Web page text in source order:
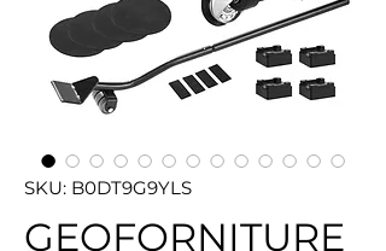
SKU: ‎B0DT9G9YLS
GEOFORNITURE